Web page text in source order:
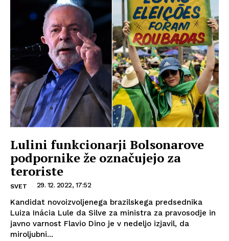
Lulini funkcionarji Bolsonarove
podpornike že označujejo za
teroriste
SVET 29. 12. 2022, 17:52
Kandidat novoizvoljenega brazilskega predsednika
Luiza Inácia Lule da Silve za ministra za pravosodje in
javno varnost Flavio Dino je v nedeljo izjavil, da
miroljubni...